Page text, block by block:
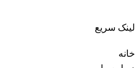
لینک سریع
خانه